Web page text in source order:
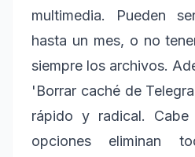
multimedia. Pueden
hasta un mes, o no
siempre los archivos.
'Borrar caché de
rápido y radical. Cabe
opciones eliminan